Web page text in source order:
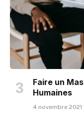
Faire un
Humaines
4 novembre 2021